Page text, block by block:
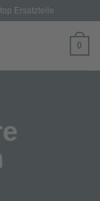
Ersatzteile
0